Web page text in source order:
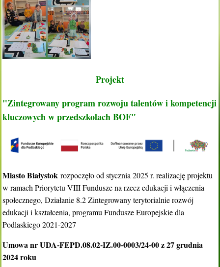
Projekt
"Zintegrowany program rozwoju talentów i kompetencji
kluczowych w przedszkolach BOF"
Miasto Białystok rozpoczęło od stycznia 2025 r. realizację projektu
w ramach Priorytetu VIII Fundusze na rzecz edukacji i włączenia
społecznego, Działanie 8.2 Zintegrowany terytorialnie rozwój
edukacji i kształcenia, programu Fundusze Europejskie dla
Podlaskiego 2021-2027
Umowa nr UDA-FEPD.08.02-IZ.00-0003/24-00 z 27 grudnia
2024 roku